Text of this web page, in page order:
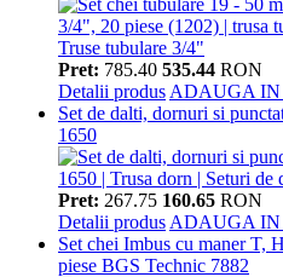
Pret: 785.40 535.44 RON
Detalii produs ADAUGA IN
Set de dalti, dornuri si
1650
Pret: 267.75 160.65 RON
Detalii produs ADAUGA IN
Set chei Imbus cu maner T,
piese BGS Technic 7882